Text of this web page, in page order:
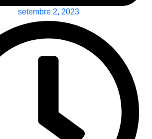
setembre 2, 2023